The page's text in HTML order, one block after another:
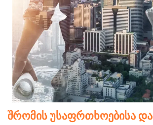
შრომის უსაფრთხოებისა და